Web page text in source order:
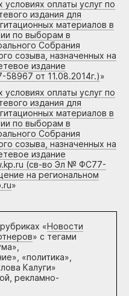
оплаты услуг по
издания для
материалов в
по выборам в
Собрания
созыва, назначенных на
издание
от 11.08.2014г.)»
оплаты услуг по
издания для
материалов в
по выборам в
Собрания
созыва, назначенных на
издание
(св-во Эл № ФС77-
на региональном
»
«Новости
» с тегами
«политика»,
Калуги»
рекламно-